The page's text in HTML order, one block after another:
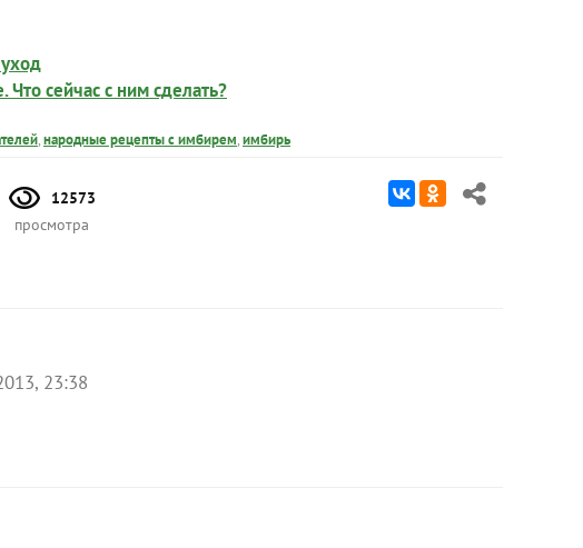
Что сейчас с ним сделать?
,народные рецепты с имбирем,имбирь
12573
просмотра
23:38